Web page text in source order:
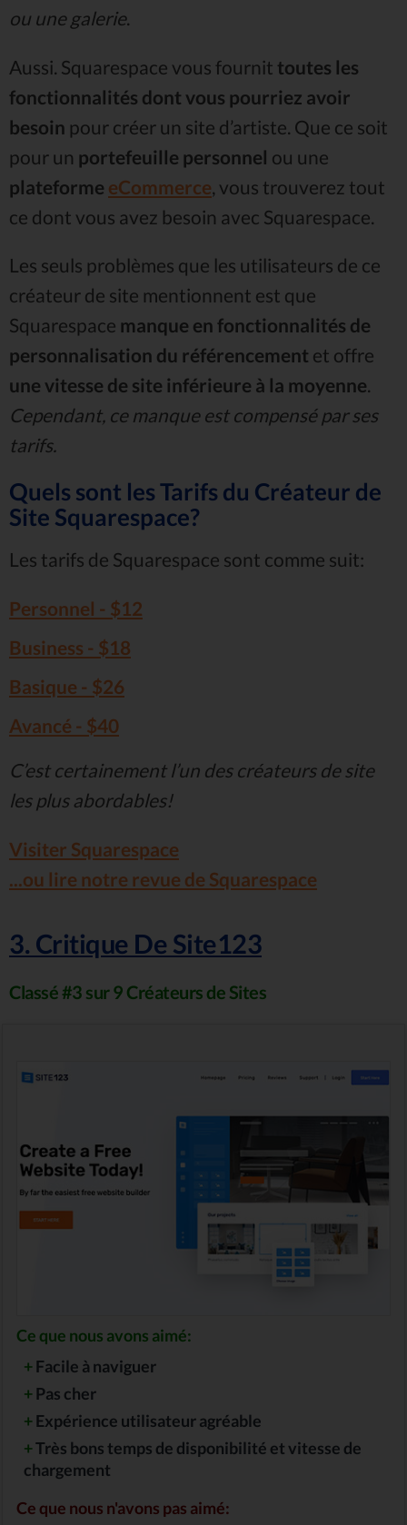
ou une galerie.
Aussi. Squarespace vous fournit toutes les
fonctionnalités dont vous pourriez avoir
besoin pour créer un site d’artiste. Que ce soit
pour un portefeuille personnel ou une
plateforme eCommerce , vous trouverez tout
ce dont vous avez besoin avec Squarespace.
Les seuls problèmes que les utilisateurs de ce
créateur de site mentionnent est que
Squarespace manque en fonctionnalités de
personnalisation du référencement et offre
une vitesse de site inférieure à la moyenne.
Cependant, ce manque est compensé par ses
tarifs.
Quels sont les Tarifs du Créateur de
Site Squarespace?
Les tarifs de Squarespace sont comme suit:
Personnel - $12
Business - $18
Basique - $26
Avancé - $40
C’est certainement l’un des créateurs de site
les plus abordables!
Visiter Squarespace
...ou lire notre revue de Squarespace
3. Critique De Site123
Classé #3 sur 9 Créateurs de Sites
Ce que nous avons aimé:
+Facile à naviguer
+Pas cher
+Expérience utilisateur agréable
+Très bons temps de disponibilité et vitesse de
chargement
Ce que nous n'avons pas aimé: